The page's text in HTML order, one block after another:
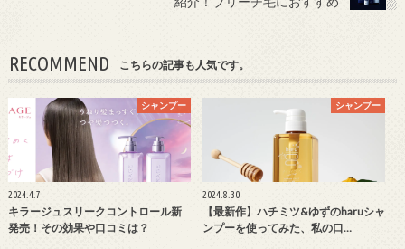
RECOMMEND こちらの記事も人気です。
シャンプー
2024.4.7
キラージュスリークコントロール新
発売！その効果や口コミは？
シャンプー
2024.8.30
【最新作】ハチミツ&ゆずのharuシャ
ンプーを使ってみた、私の口…